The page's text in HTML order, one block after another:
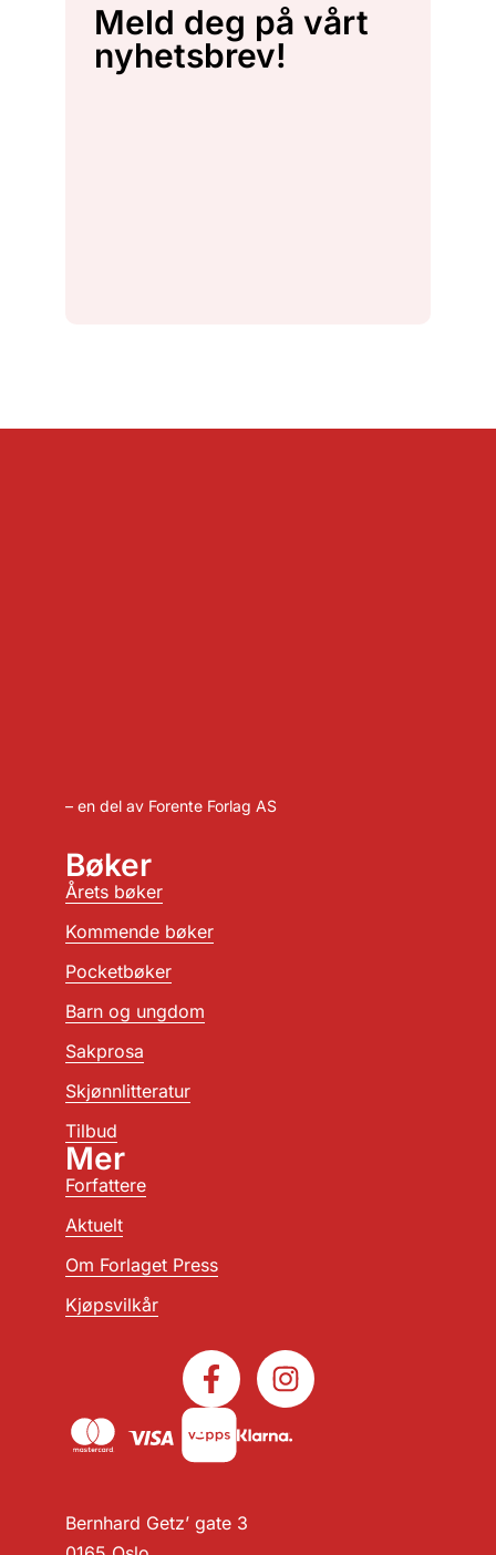
Meld deg på vårt
nyhetsbrev!
– en del av Forente Forlag AS
Bernhard Getz’ gate 3
Bøker
Årets bøker
Kommende bøker
Pocketbøker
Barn og ungdom
Sakprosa
Skjønnlitteratur
Tilbud
Mer
Forfattere
Aktuelt
Om Forlaget Press
Kjøpsvilkår